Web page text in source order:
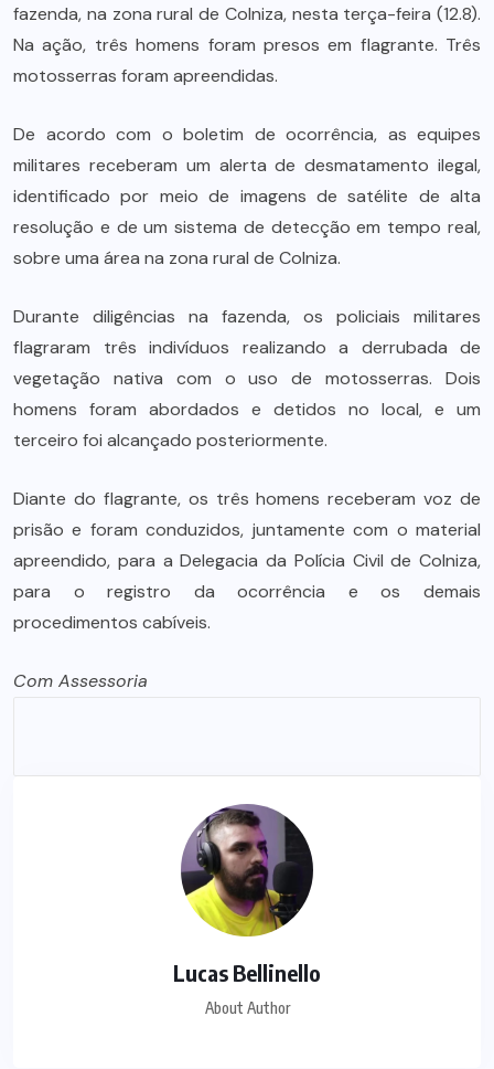
fazenda, na zona rural de Colniza, nesta terça-feira (12.8).
Na ação, três homens foram presos em flagrante. Três
motosserras foram apreendidas.
De acordo com o boletim de ocorrência, as equipes
militares receberam um alerta de desmatamento ilegal,
identificado por meio de imagens de satélite de alta
resolução e de um sistema de detecção em tempo real,
sobre uma área na zona rural de Colniza.
Durante diligências na fazenda, os policiais militares
flagraram três indivíduos realizando a derrubada de
vegetação nativa com o uso de motosserras. Dois
homens foram abordados e detidos no local, e um
terceiro foi alcançado posteriormente.
Diante do flagrante, os três homens receberam voz de
prisão e foram conduzidos, juntamente com o material
apreendido, para a Delegacia da Polícia Civil de Colniza,
para o registro da ocorrência e os demais
procedimentos cabíveis.
Com Assessoria
Lucas Bellinello
About Author